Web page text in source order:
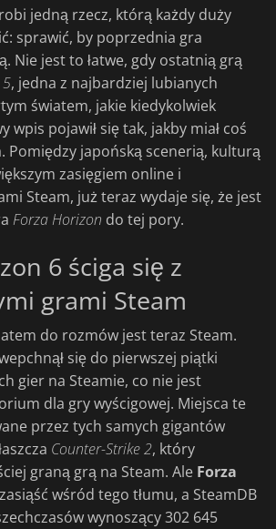
robi jedną rzecz, którą każdy duży
sprawić, by poprzednia gra
Nie jest to łatwe, gdy ostatnią grą
5, jedna z najbardziej lubianych
światem, jakie kiedykolwiek
wpis pojawił się tak, jakby miał coś
Pomiędzy japońską scenerią, kulturą
zasięgiem online i
Steam, już teraz wydaje się, że jest
ForzaHorizon do tej pory.
6 ściga się z
grami Steam
do rozmów jest teraz Steam.
się do pierwszej piątki
gier na Steamie, co nie jest
dla gry wyścigowej. Miejsca te
przez tych samych gigantów
Counter-Strike 2, który
graną grą na Steam. Ale Forza
zasiąść wśród tego tłumu, a SteamDB
wynoszący 302 645